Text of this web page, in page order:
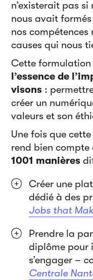
n’existerait pas
nous avait
nos compétences
causes qui nous
Cette
l’essence de
visons :
créer un
valeurs et son
Une fois que
rend bien
1001 manières
Créer une
dédié à des
Jobs that
Prendre la
diplôme pour
s’engager –
Centrale